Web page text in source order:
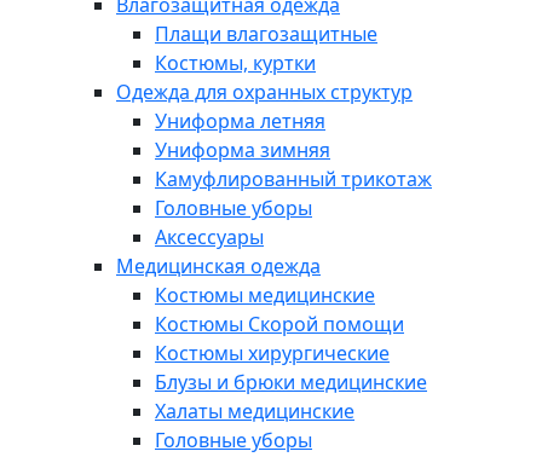
Плащи влагозащитные
Костюмы, куртки
Одежда для охранных структур
Униформа летняя
Униформа зимняя
Камуфлированный трикотаж
Головные уборы
Аксессуары
Медицинская одежда
Костюмы медицинские
Костюмы Скорой помощи
Костюмы хирургические
Блузы и брюки медицинские
Халаты медицинские
Головные уборы